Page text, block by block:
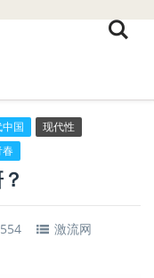
国
现代性
春
激流网